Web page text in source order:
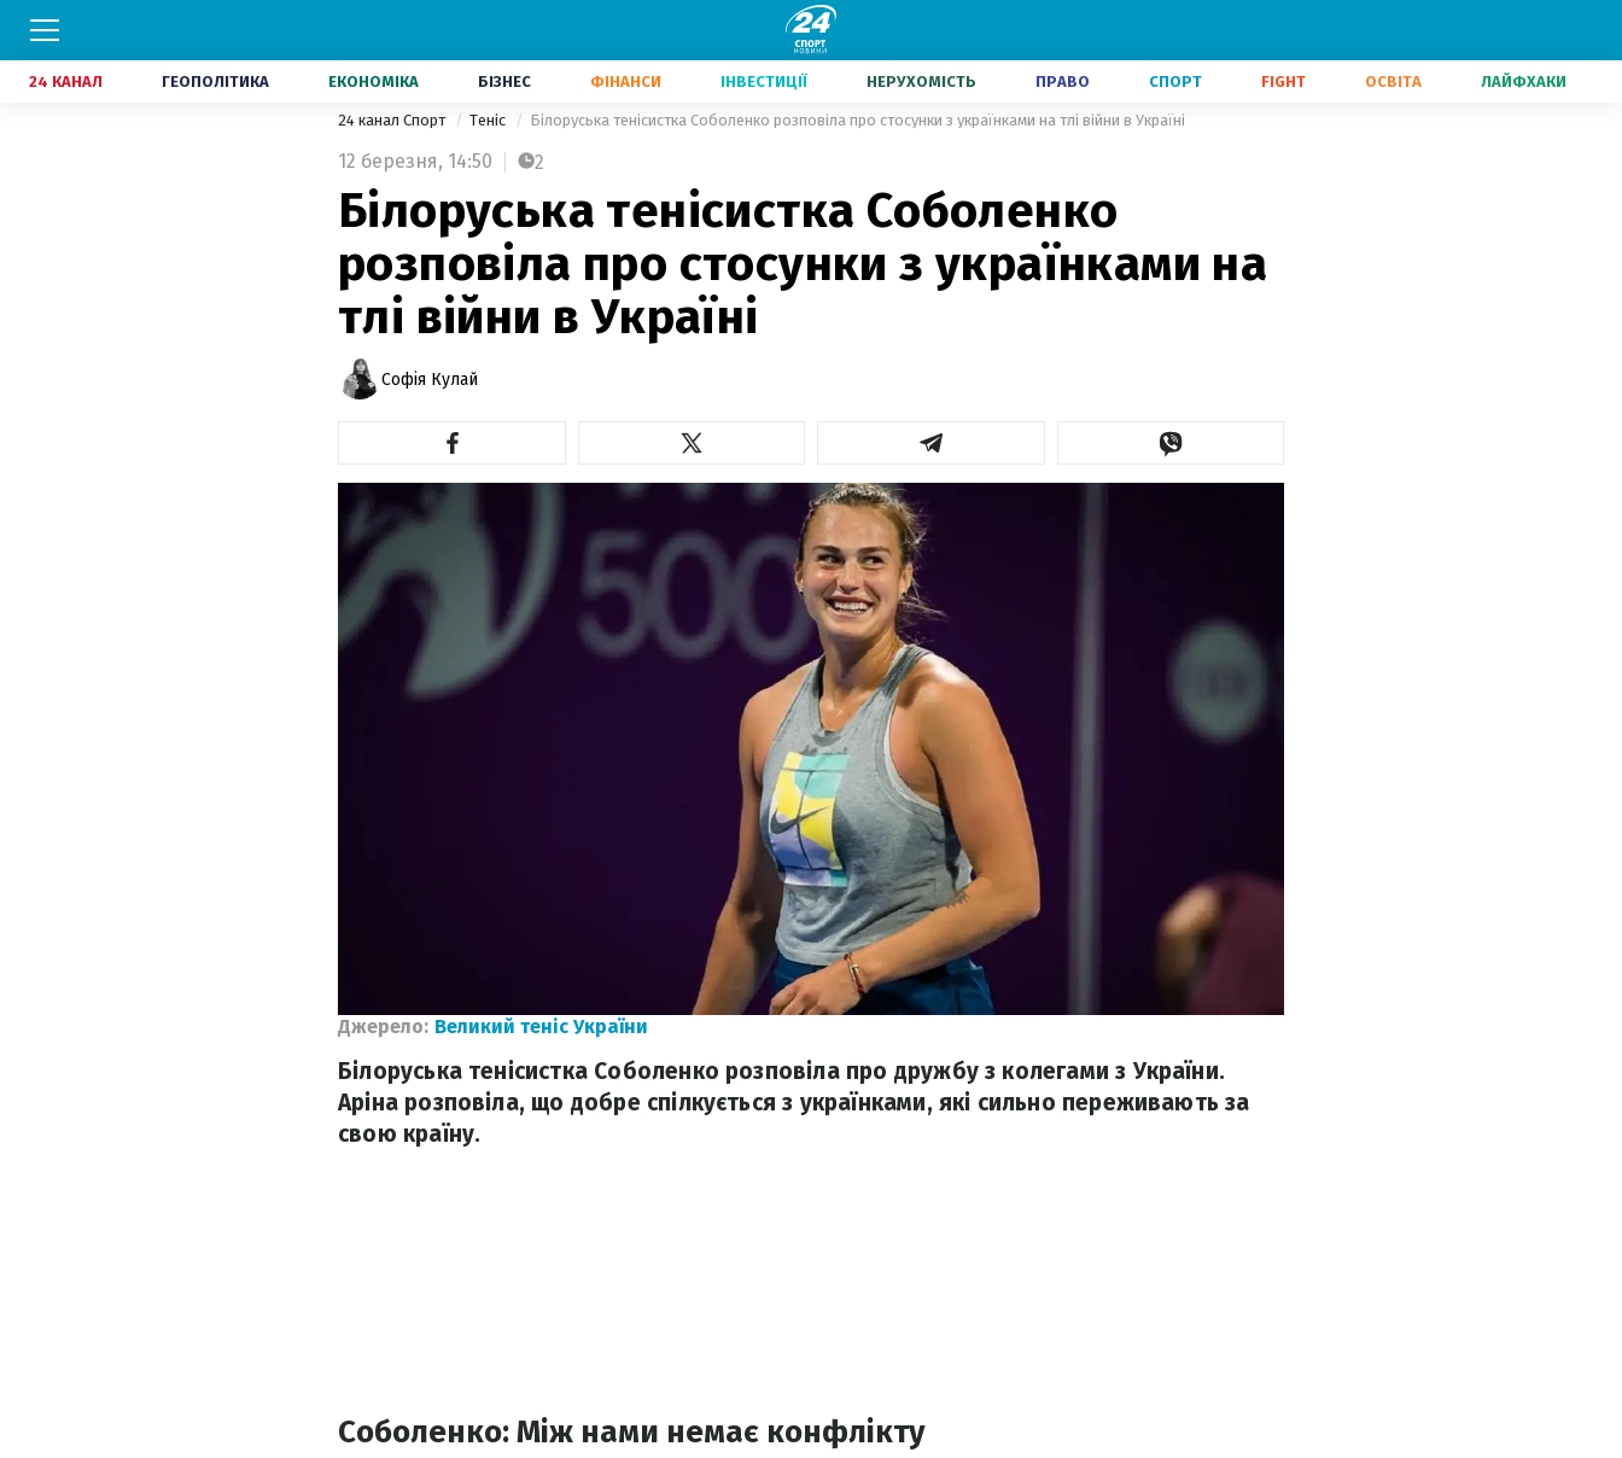
24 КАНАЛ ГЕОПОЛІТИКА ЕКОНОМІКА БІЗНЕС ФІНАНСИ ІНВЕСТИЦІЇ НЕРУХОМІСТЬ ПРАВО СПОРТ FIGHT ОСВІТА ЛАЙФХАКИ
24 канал Спорт Теніс Білоруська тенісистка Соболенко розповіла про стосунки з українками на тлі війни в Україні
12 березня, 14:50 2
Білоруська тенісистка Соболенко
розповіла про стосунки з українками на
тлі війни в Україні
Софія Кулай
Джерело: Великий теніс України
Білоруська тенісистка Соболенко розповіла про дружбу з колегами з України.
Аріна розповіла, що добре спілкується з українками, які сильно переживають за
свою країну.
Соболенко: Між нами немає конфлікту